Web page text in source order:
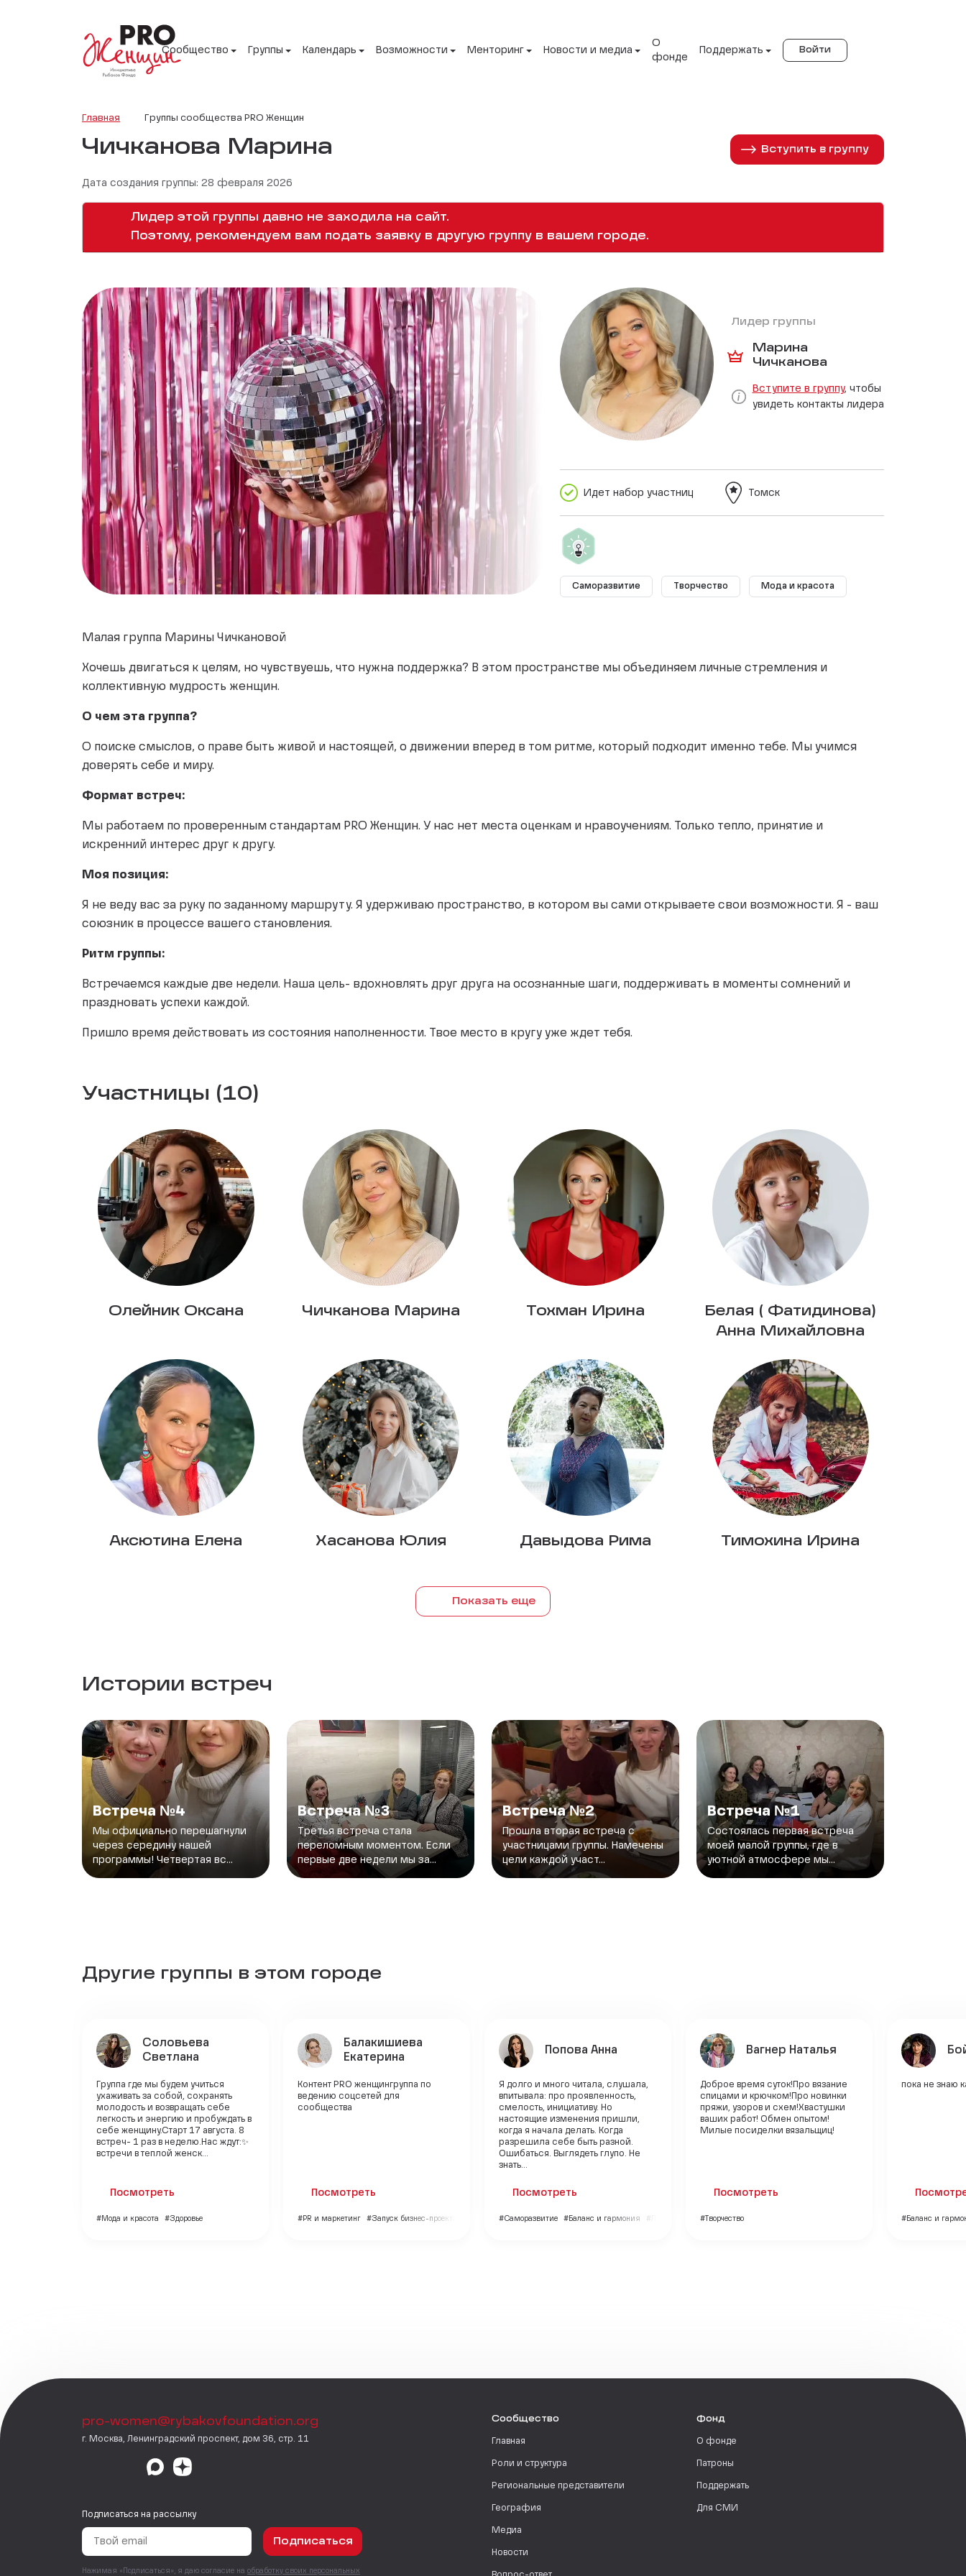
Сообщество Группы Календарь Возможности Менторинг Новости и медиа
О
фонде
Поддержать Войти
Главная Группы сообщества PRO Женщин
Чичканова Марина Вступить в группу
Дата создания группы: 28 февраля 2026
Лидер этой группы давно не заходила на сайт.
Поэтому, рекомендуем вам подать заявку в другую группу в вашем городе.
Лидер группы
Марина
Чичканова
Вступите в группу, чтобы
увидеть контакты лидера
Идет набор участниц Томск
Саморазвитие Творчество Мода и красота
Малая группа Марины Чичкановой
Хочешь двигаться к целям, но чувствуешь, что нужна поддержка? В этом пространстве мы объединяем личные стремления и
коллективную мудрость женщин.
О чем эта группа?
О поиске смыслов, о праве быть живой и настоящей, о движении вперед в том ритме, который подходит именно тебе. Мы учимся
доверять себе и миру.
Формат встреч:
Мы работаем по проверенным стандартам PRO Женщин. У нас нет места оценкам и нравоучениям. Только тепло, принятие и
искренний интерес друг к другу.
Моя позиция:
Я не веду вас за руку по заданному маршруту. Я удерживаю пространство, в котором вы сами открываете свои возможности. Я - ваш
союзник в процессе вашего становления.
Ритм группы:
Встречаемся каждые две недели. Наша цель- вдохновлять друг друга на осознанные шаги, поддерживать в моменты сомнений и
праздновать успехи каждой.
Пришло время действовать из состояния наполненности. Твое место в кругу уже ждет тебя.
Участницы (10)
Олейник Оксана Чичканова Марина Тохман Ирина
Белая ( Фатидинова)
Анна Михайловна
Аксютина Елена Хасанова Юлия Давыдова Рима Тимохина Ирина
Показать еще
Истории встреч
Встреча №4
Мы официально перешагнули
через середину нашей
программы! Четвертая вс...
Встреча №3
Третья встреча стала
переломным моментом. Если
первые две недели мы за...
Встреча №2
Прошла вторая встреча с
участницами группы. Намечены
цели каждой участ...
Встреча №1
Состоялась первая встреча
моей малой группы, где в
уютной атмосфере мы...
Другие группы в этом городе
Соловьева
Светлана
Группа где мы будем учиться
ухаживать за собой, сохранять
молодость и возвращать себе
легкость и энергию и пробуждать в
себе женщину.Старт 17 августа. 8
встреч- 1 раз в неделю.Нас ждут:✨
встречи в теплой женск...
Посмотреть
#Мода и красота #Здоровье
Балакишиева
Екатерина
Контент PRO женщингруппа по
ведению соцсетей для
сообщества
Посмотреть
#PR и маркетинг #Запуск бизнес-проекта
Попова Анна
Я долго и много читала, слушала,
впитывала: про проявленность,
смелость, инициативу. Но
настоящие изменения пришли,
когда я начала делать. Когда
разрешила себе быть разной.
Ошибаться. Выглядеть глупо. Не
знать...
Посмотреть
#Саморазвитие #Баланс и гармония #Личный бренд
Вагнер Наталья
Доброе время суток!Про вязание
спицами и крючком!Про новинки
пряжи, узоров и схем!Хвастушки
ваших работ! Обмен опытом!
Милые посиделки вязальщиц!
Посмотреть
#Творчество
пока не знаю
#Баланс и
pro-women@rybakovfoundation.org
г. Москва, Ленинградский проспект, дом 36, стр. 11
Подписаться на рассылку
Подписаться
Нажимая «Подписаться», я даю согласие на обработку своих персональных
Сообщество
Главная
Роли и структура
Региональные представители
География
Медиа
Новости
Фонд
О фонде
Патроны
Поддержать
Для СМИ